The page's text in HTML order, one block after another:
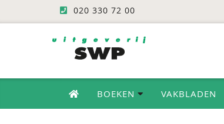
020 330 72 00
BOEKEN VAKBLADEN